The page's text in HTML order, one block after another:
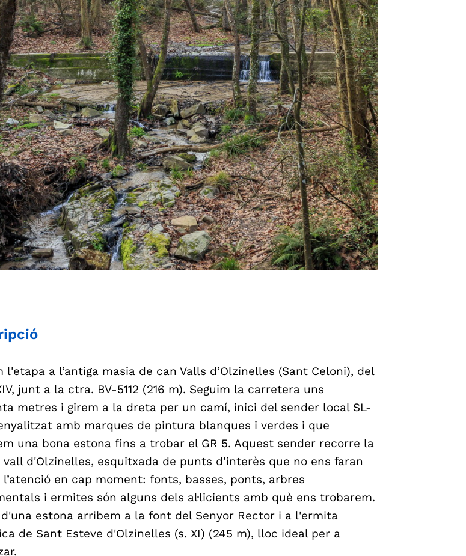
l'etapa a l’antiga masia de can Valls d’Olzinelles (Sant Celoni), del
junt a la ctra. BV-5112 (216 m). Seguim la carretera uns
metres i girem a la dreta per un camí, inici del sender local SL-
amb marques de pintura blanques i verdes i que
una bona estona fins a trobar el GR 5. Aquest sender recorre la
vall d'Olzinelles, esquitxada de punts d’interès que no ens faran
en cap moment: fonts, basses, ponts, arbres
i ermites són alguns dels al·licients amb què ens trobarem.
estona arribem a la font del Senyor Rector i a l'ermita
de Sant Esteve d'Olzinelles (s. XI) (245 m), lloc ideal per a